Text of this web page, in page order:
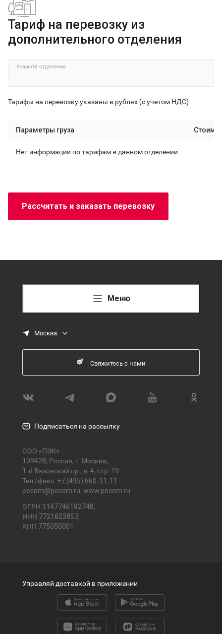
Тариф на перевозку из
дополнительного отделения
Укажите отделение
Тарифы на перевозку указаны в рублях (с учетом НДС)
Параметры груза
Нет информации по тарифам в данном отделении
Рассчитать и заказать перевозку
Меню
Москва
Свяжитесь с нами
Подписаться на рассылку
ООО «ПЭК»
109428, Россия, г. Москва,
1-й Вязовский пр., д. 4, стр. 19
Тел./факс: +7 (495) 660-11-11
pecom@pecom.ru, www.pecom.ru
ОГРН 1147746182748,
ИНН 7721823853,
КПП 775050001
Управляй доставкой в приложении